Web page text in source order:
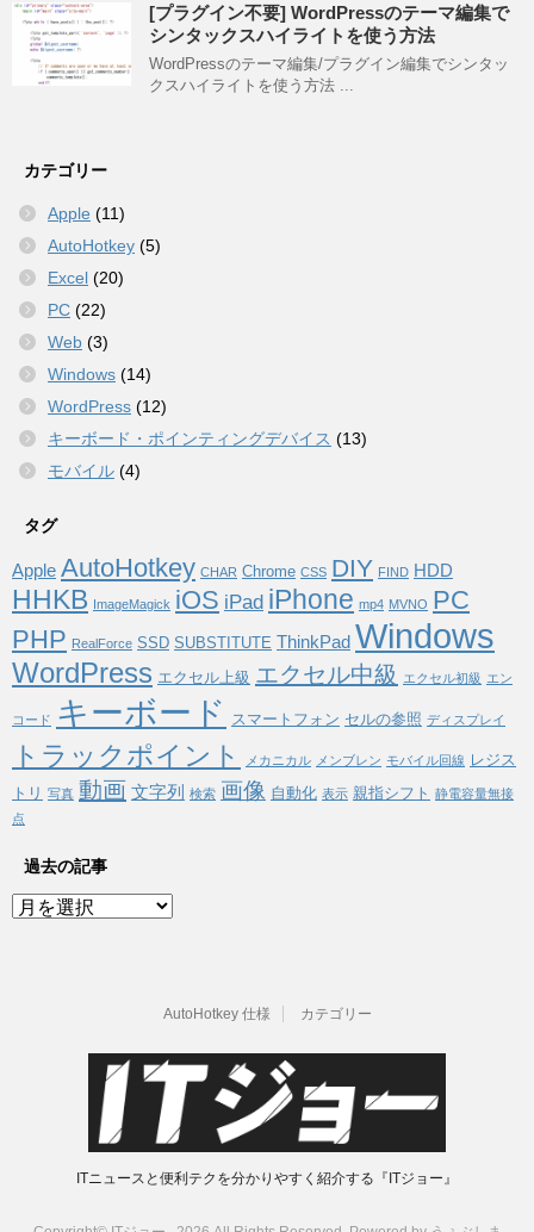
[プラグイン不要] WordPressのテーマ編集で
シンタックスハイライトを使う方法
WordPressのテーマ編集/プラグイン編集でシンタッ
クスハイライトを使う方法 ...
カテゴリー
Apple (11)
AutoHotkey (5)
Excel (20)
PC (22)
Web (3)
Windows (14)
WordPress (12)
キーボード・ポインティングデバイス (13)
モバイル (4)
タグ
Apple AutoHotkey CHAR Chrome CSS DIY FIND HDD
HHKB ImageMagick iOS iPad iPhone mp4 MVNO PC
PHP RealForce SSD SUBSTITUTE ThinkPad Windows
WordPress エクセル上級 エクセル中級 エクセル初級 エン
コード キーボード スマートフォン セルの参照 ディスプレイ
トラックポイント メカニカル メンブレン モバイル回線 レジス
トリ 写真 動画 文字列 検索 画像 自動化 表示 親指シフト 静電容量無接
点
過去の記事
過
AutoHotkey 仕様 カテゴリー
ITニュースと便利テクを分かりやすく紹介する『ITジョー』